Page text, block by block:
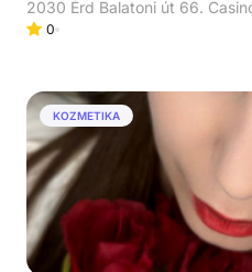
2030 Érd Balatoni út 66.
0
KOZMETIKA